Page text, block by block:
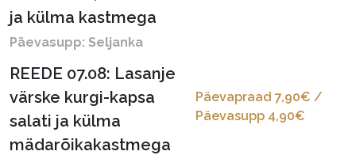
ja külma kastmega
Päevasupp: Seljanka
REEDE 07.08: Lasanje
värske kurgi-kapsa
salati ja külma
mädarõikakastmega
Päevapraad 7,90€ /
Päevasupp 4,90€